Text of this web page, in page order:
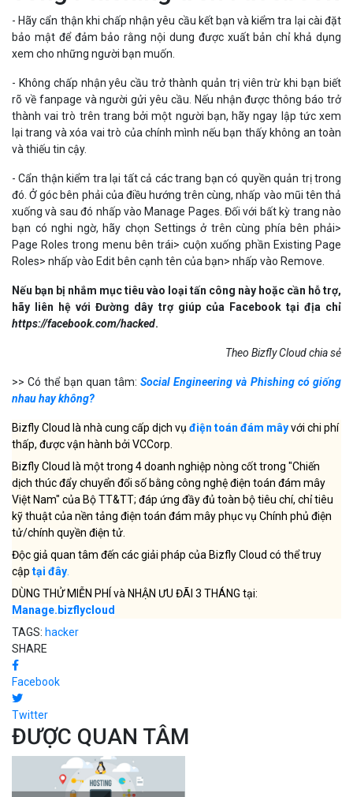
đó. Ở góc bên phải của điều hướng trên cùng, nhấp vào mũi tên thả
xuống và sau đó nhấp vào Manage Pages. Đối với bất kỳ trang nào
bạn có nghi ngờ, hãy chọn Settings ở trên cùng phía bên phải>
Page Roles trong menu bên trái> cuộn xuống phần Existing Page
Roles> nhấp vào Edit bên cạnh tên của bạn> nhấp vào Remove.
Nếu bạn bị nhắm mục tiêu vào loại tấn công này hoặc cần hỗ trợ,
hãy liên hệ với Đường dây trợ giúp của Facebook tại địa chỉ
https://facebook.com/hacked
Theo Bizfly Cloud chia sẻ
>> Có thể bạn quan tâm:Social Engineering và Phishing có giống
nhau hay không?
Bizfly Cloud là nhà cung cấp dịch vụđiện toán đám mâyvới chi phí
thấp, được vận hành bởi VCCorp.
Bizfly Cloud là một trong 4 doanh nghiệp nòng cốt trong "Chiến
dịch thúc đẩy chuyển đổi số bằng công nghệ điện toán đám mây
Việt Nam" của Bộ TT&TT; đáp ứng đầy đủ toàn bộ tiêu chí, chỉ tiêu
cậptại đây.
Manage.bizflycloud
TAGS:hacker
SHARE
Facebook
Twitter
ĐƯỢC QUAN TÂM
Security
Cloud Server Linux là gì? Ưu
nhược điểm...
20-12-2021